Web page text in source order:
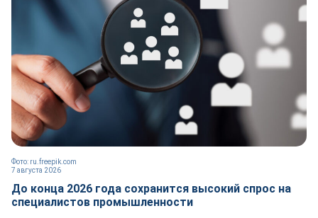
7 августа 2026
Фото: ru.freepik.com
До конца 2026 года сохранится высокий спрос на
специалистов промышленности